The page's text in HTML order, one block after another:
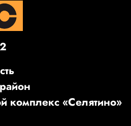
комплекс «Селятино»